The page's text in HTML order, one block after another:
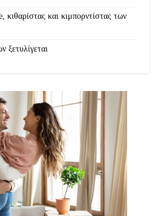
και κιμπορντίστας των